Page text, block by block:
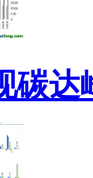
碳达